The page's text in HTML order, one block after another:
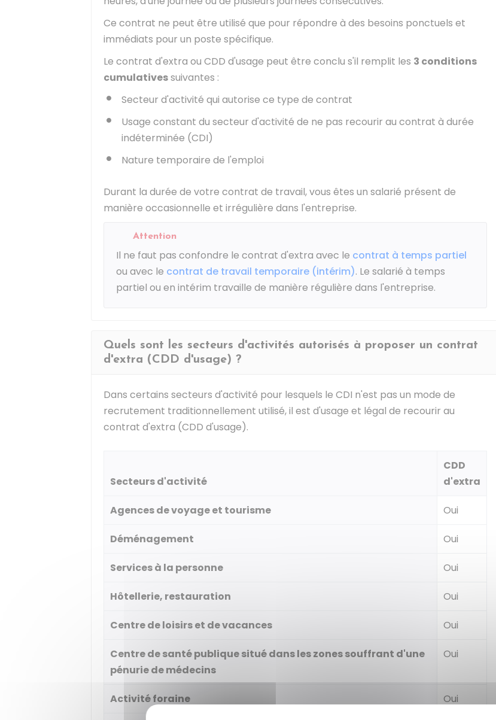
Ce contrat ne peut être utilisé que pour répondre à des besoins ponctuels et
immédiats pour un poste spécifique.
Le contrat d'extra ou CDD d'usage peut être conclu s'il remplit les 3 conditions
cumulativessuivantes :
Secteur d'activité qui autorise ce type de contrat
Usage constant du secteur d'activité de ne pas recourir au contrat à durée
indéterminée (CDI)
Nature temporaire de l'emploi
Durant la durée de votre contrat de travail, vous êtes un salarié présent de
manière occasionnelle et irrégulière dans l'entreprise.
Attention
Il ne faut pas confondre le contrat d'extra avec le contrat à temps partiel
ou avec le contrat de travail temporaire (intérim). Le salarié à temps
partiel ou en intérim travaille de manière régulière dans l'entreprise.
Quels sont les secteurs d'activités autorisés à proposer un contrat
d'extra (CDD d'usage) ?
Dans certains secteurs d'activité pour lesquels le CDI n'est pas un mode de
recrutement traditionnellement utilisé, il est d'usage et légal de recourir au
contrat d'extra (CDD d'usage).
Secteurs d'activité
CDD
d'extra
Agences de voyage et tourisme Oui
Déménagement Oui
Services à la personne Oui
Hôtellerie, restauration Oui
Centre de loisirs et de vacances Oui
Centre de santé publique situé dans les zones souffrant d'une
pénurie de médecins
Oui
Activité foraine Oui